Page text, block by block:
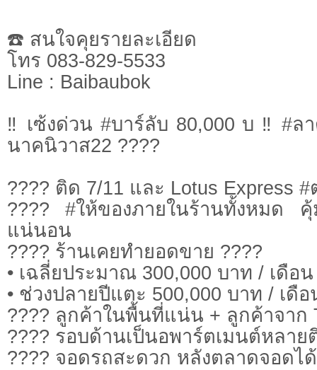
☎️ สนใจคุยรายละเอียด
โทร 083-829-5533
Line : Baibaubok
‼️ เซ้งด่วน #บาร์ลับ 80,000 บ ‼️ #ล
นาคนิวาส22 ????
???? ติด 7/11 และ Lotus Express
???? #ให้ของภายในร้านทั้งหมด คุ้
แน่นอน
???? ร้านเคยทำยอดขาย ????
• เฉลี่ยประมาณ 300,000 บาท / เดือน
• ช่วงปลายปีแตะ 500,000 บาท / เดือ
???? ลูกค้าในพื้นที่แน่น + ลูกค้าจาก
????️ รอบด้านเป็นอพาร์ตเมนต์หลาย
???? จอดรถสะดวก หลังตลาดจอดไ